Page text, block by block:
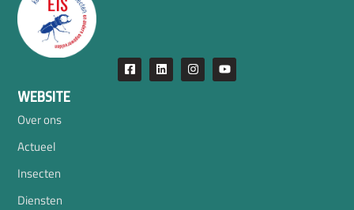
WEBSITE
Over ons
Actueel
Insecten
Diensten